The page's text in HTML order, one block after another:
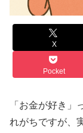
X
Pocket
「お金が好き」
れがちですが、